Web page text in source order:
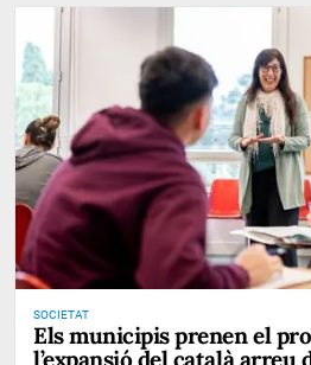
SOCIETAT
Els municipis prenen el
l’expansió del català